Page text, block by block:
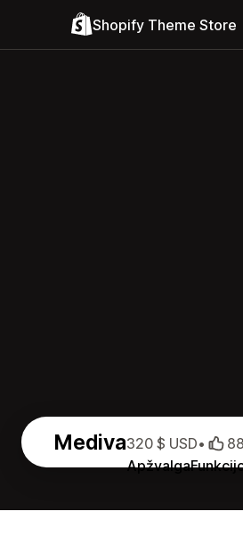
Shopify Theme Store
Mediva
Apžvalga
320 $ USD•